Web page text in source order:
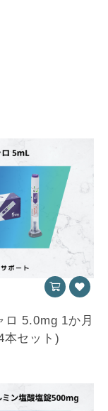
ロ 5.0mg 1か月
本セット)